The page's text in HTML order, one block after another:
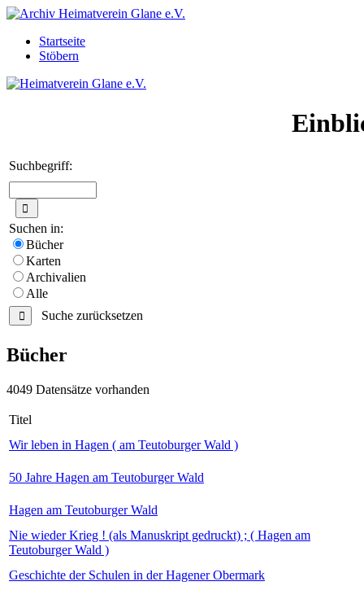
Startseite
Stöbern
Suchbegriff:
Suchen in:
Bücher
Karten
Archivalien
Alle
Suche zurücksetzen
Bücher
4049 Datensätze vorhanden
Titel
Wir leben in Hagen ( am Teutoburger Wald )
50 Jahre Hagen am Teutoburger Wald
Hagen am Teutoburger Wald
Nie wieder Krieg ! (als Manuskript gedruckt) ; ( Hagen am
Teutoburger Wald )
Geschichte der Schulen in der Hagener Obermark